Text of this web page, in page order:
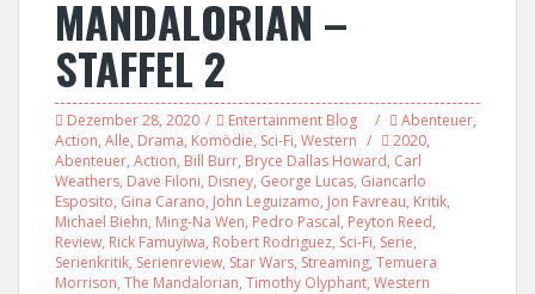
MANDALORIAN –
STAFFEL 2
Dezember 28, 2020 Entertainment Blog Abenteuer,
Action, Alle, Drama, Komödie, Sci-Fi, Western 2020,
Abenteuer, Action, Bill Burr, Bryce Dallas Howard, Carl
Weathers, Dave Filoni, Disney, George Lucas, Giancarlo
Esposito, Gina Carano, John Leguizamo, Jon Favreau, Kritik,
Michael Biehn, Ming-Na Wen, Pedro Pascal, Peyton Reed,
Review, Rick Famuyiwa, Robert Rodriguez, Sci-Fi, Serie,
Serienkritik, Serienreview, Star Wars, Streaming, Temuera
Morrison, The Mandalorian, Timothy Olyphant, Western